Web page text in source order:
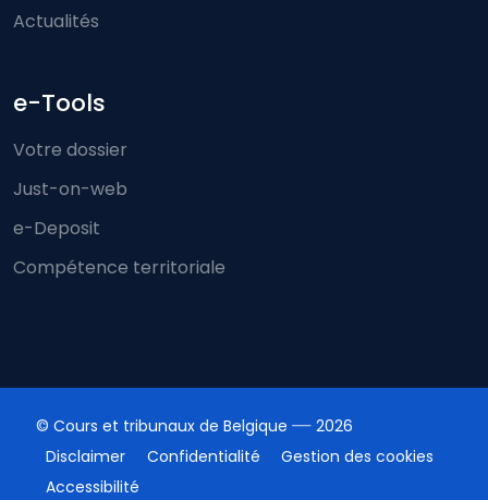
Actualités
e-Tools
Votre dossier
Just-on-web
e-Deposit
Compétence territoriale
© Cours et tribunaux de Belgique
2026
Disclaimer
Confidentialité
Gestion des cookies
Accessibilité